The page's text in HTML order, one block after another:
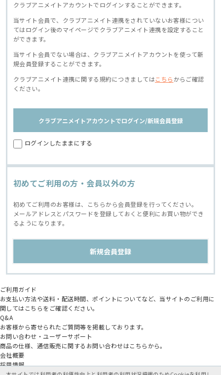
クラブアニメイトアカウントでログインすることができます。
当サイト会員で、クラブアニメイト連携をされていないお客様につい
てはログイン後のマイページでクラブアニメイト連携を設定すること
ができます。
当サイト会員でない場合は、クラブアニメイトアカウントを使って新
規会員登録することができます。
クラブアニメイト連携に関する規約につきましてはこちら からご確認
ください。
クラブアニメイトアカウントでログイン/新規会員登録
ログインしたままにする
初めてご利用の方・会員以外の方
初めてご利用のお客様は、こちらから会員登録を行ってください。
メールアドレスとパスワードを登録しておくと便利にお買い物ができ
るようになります。
ご利用ガイド
お支払い方法や送料・配送時間、ポイントについてなど、当サイトのご利用に
関してはこちらをご確認ください。
Q&A
お客様から寄せられたご質問等を掲載しております。
お問い合わせ・ユーザーサポート
商品の仕様、通信販売に関するお問い合わせはこちらから。
会社概要
採用情報